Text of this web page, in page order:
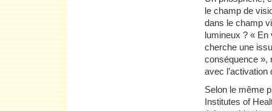
le champ de
dans le champ
lumineux ? « En
cherche une
conséquence »,
avec
Selon le même
Institutes of